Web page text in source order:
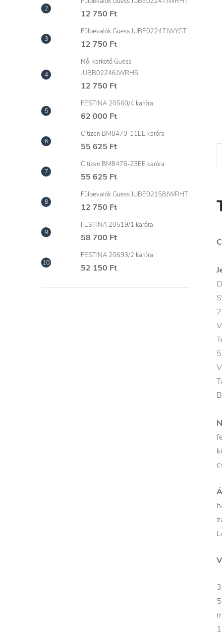
12 750 Ft
Fülbevalók Guess JUBE02247JWYGT
12 750 Ft
Női karkötő Guess
JUBB02246JWRHS
12 750 Ft
FESTINA 20560/4 karóra
62 000 Ft
Citizen BM8470-11EE karóra
55 625 Ft
Citizen BM8476-23EE karóra
55 625 Ft
Fülbevalók Guess JUBE02158JWRHT
12 750 Ft
FESTINA 20519/1 karóra
58 700 Ft
FESTINA 20693/2 karóra
52 150 Ft